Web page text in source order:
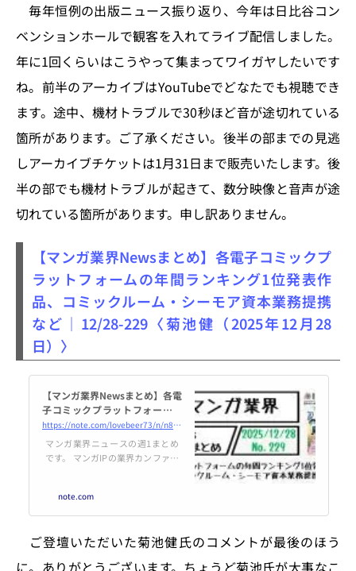
ニュースまとめ発行人）、鷹野凌
が、司会の西田宗千佳さん（...
毎年恒例の出版ニュース振り返り、今年は日比谷コン
ベンションホールで観客を入れてライブ配信しました。
年に1回くらいはこうやって集まってワイガヤしたいです
ね。前半のアーカイブはYouTubeでどなたでも視聴でき
ます。途中、機材トラブルで30秒ほど音が途切れている
箇所があります。ご了承ください。後半の部までの見逃
しアーカイブチケットは1月31日まで販売いたします。後
半の部でも機材トラブルが起きて、数分映像と音声が途
切れている箇所があります。申し訳ありません。
【マンガ業界Newsまとめ】各電子コミックプ
ラットフォームの年間ランキング1位発表作
品、コミックルーム・シーモア資本業務提携
など｜12/28-229〈菊池健（2025年12月28
日）〉
【マンガ業界Newsまとめ】各電
子コミックプラットフォームの
年間ランキング1位発表作品、コ
ミックルーム・シーモア資本業
務提携 など｜12/28-229｜菊池
健
https://note.com/lovebeer73/n/n87a821997df1
マンガ業界ニュースの週1まとめ
です。 マンガIPの業界カンファレ
者が、マンガIP関連のニュース
を、ビジネス系を中心に、短時間
まとめています。 ――― 各電子コ
note.com
ご登壇いただいた菊池健氏のコメントが最後のほう
に。ありがとうございます。ちょうど菊池氏が大事なこ